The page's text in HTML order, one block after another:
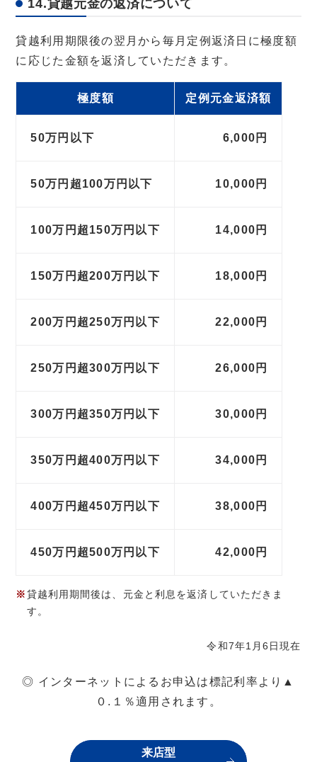
14.貸越元金の返済について
貸越利用期限後の翌月から毎月定例返済日に極度額
に応じた金額を返済していただきます。
極度額 定例元金返済額
50万円以下 6,000円
50万円超100万円以下 10,000円
100万円超150万円以下 14,000円
150万円超200万円以下 18,000円
200万円超250万円以下 22,000円
250万円超300万円以下 26,000円
300万円超350万円以下 30,000円
350万円超400万円以下 34,000円
400万円超450万円以下 38,000円
450万円超500万円以下 42,000円
貸越利用期間後は、元金と利息を返済していただきま
す。
令和7年1月6日現在
◎ インターネットによるお申込は標記利率より▲
０.１％適用されます。
来店型